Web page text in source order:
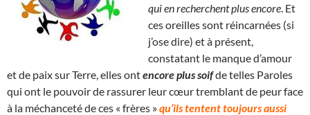
qui en recherchent plus encore . Et
ces oreilles sont réincarnées (si
j’ose dire) et à présent,
constatant le manque d’amour
et de paix sur Terre, elles ontencore plus soifde telles Paroles
qui ont le pouvoir de rassurer leur cœur tremblant de peur face
à la méchanceté de ces « frères »qu’ils tentent toujours aussi